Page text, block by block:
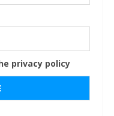
privacy policy